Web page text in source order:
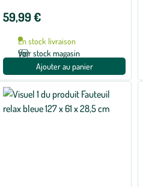
59,99 €
En stock livraison
Voir stock magasin
Ajouter au panier